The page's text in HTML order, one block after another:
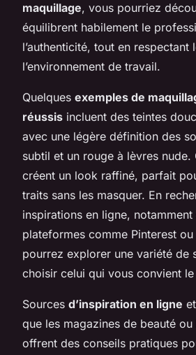
maquillage, vous pourriez
équilibrent habilement le
l’authenticité, tout en respectant
l’environnement de travail.
Quelques exemples de
réussis incluent des teintes
avec une légère définition des
subtil et un rouge à lèvres nude.
créent un look raffiné, parfait
traits sans les masquer. En
inspirations en ligne, notamment
plateformes comme Pinterest
pourrez explorer une variété de
choisir celui qui vous convient
Sources d’inspiration en ligne
que les magazines de beauté
offrent des conseils pratiques